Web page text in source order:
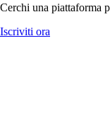
Cerchi una piattaforma
Iscriviti ora